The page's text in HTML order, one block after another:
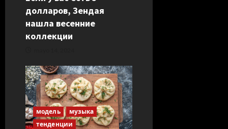
a
d
s
долларов, Зендая
нашла весенние
коллекции
модель
музыка
тенденции